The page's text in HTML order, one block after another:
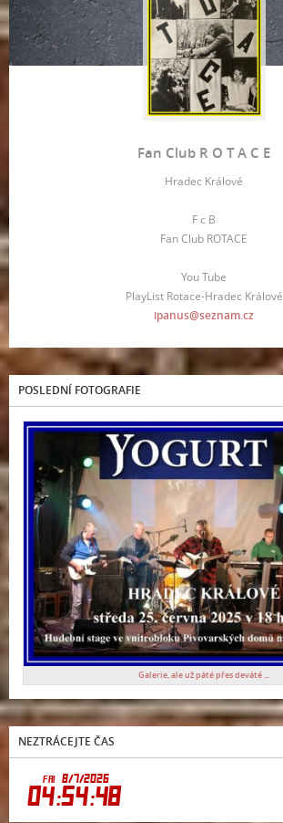
Fan Club R O T A C E
Hradec Králové
F c B
Fan Club ROTACE
You Tube
PlayList Rotace-Hradec Králové
ipanus@seznam.cz
POSLEDNÍ FOTOGRAFIE
Galerie, ale už páté přes deváté ...
NEZTRÁCEJTE ČAS